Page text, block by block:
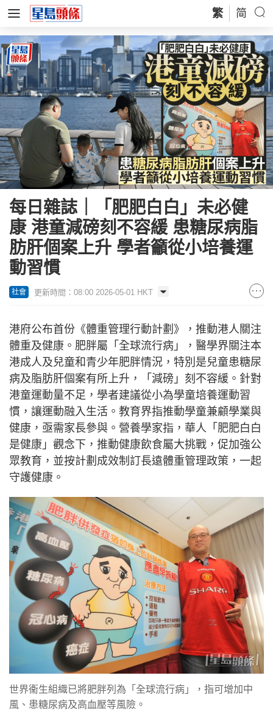
繁 简
每日雜誌｜「肥肥白白」未必健
康 港童減磅刻不容緩 患糖尿病脂
肪肝個案上升 學者籲從小培養運
動習慣
社會 更新時間：08:00 2026-05-01 HKT
港府公布首份《體重管理行動計劃》，推動港人關注
體重及健康。肥胖屬「全球流行病」，醫學界關注本
港成人及兒童和青少年肥胖情況，特別是兒童患糖尿
病及脂肪肝個案有所上升，「減磅」刻不容緩。針對
港童運動量不足，學者建議從小為學童培養運動習
慣，讓運動融入生活。教育界指推動學童兼顧學業與
健康，亟需家長參與。營養學家指，華人「肥肥白白
是健康」觀念下，推動健康飲食屬大挑戰，促加強公
眾教育，並按計劃成效制訂長遠體重管理政策，一起
守護健康。
世界衞生組織已將肥胖列為「全球流行病」，指可增加中
風、患糖尿病及高血壓等風險。